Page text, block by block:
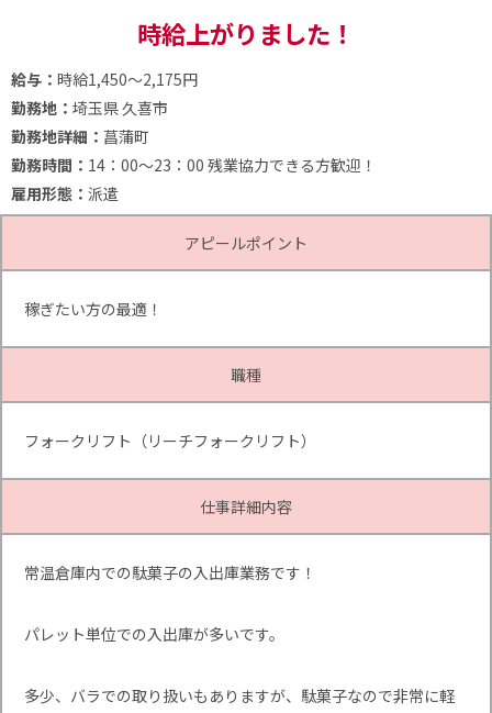
時給上がりました！
給与： 時給1,450～2,175円
勤務地： 埼玉県 久喜市
勤務地詳細： 菖蒲町
勤務時間： 14：00～23：00 残業協力できる方歓迎！
雇用形態： 派遣
アピールポイント
稼ぎたい方の最適！
職種
フォークリフト（リーチフォークリフト）
仕事詳細内容
常温倉庫内での駄菓子の入出庫業務です！
パレット単位での入出庫が多いです。
多少、バラでの取り扱いもありますが、駄菓子なので非常に軽